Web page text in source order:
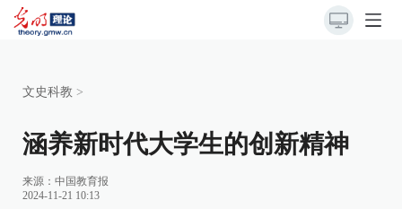
文史科教 >
涵养新时代大学生的创新精神
来源： 中国教育报
2024-11-21 10:13